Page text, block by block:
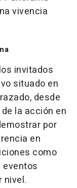
vivencia
invitados
situado en
desde
la acción en
por
en
como
eventos
nivel.